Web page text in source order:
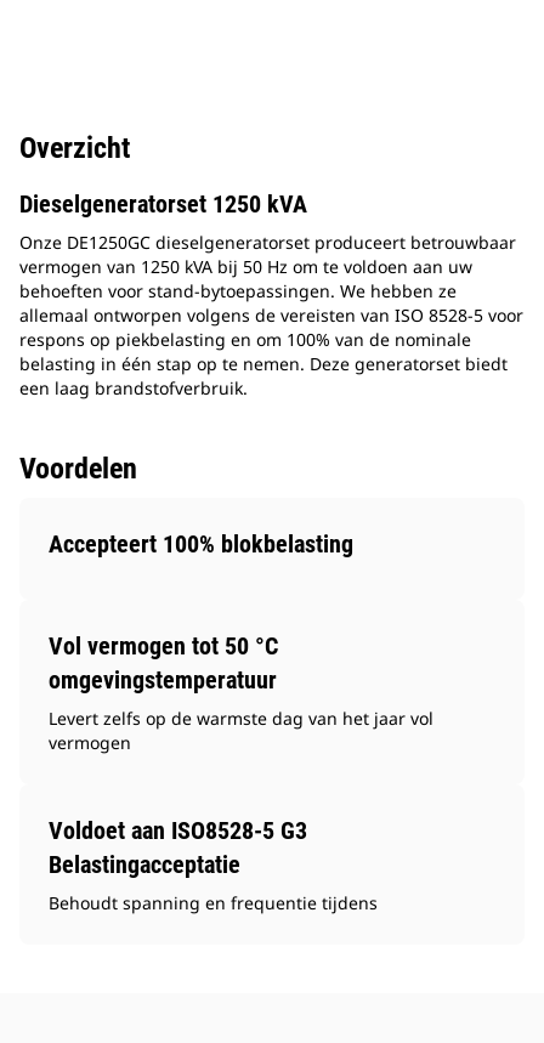
Overzicht
Dieselgeneratorset 1250 kVA
Onze DE1250GC dieselgeneratorset produceert betrouwbaar
vermogen van 1250 kVA bij 50 Hz om te voldoen aan uw
behoeften voor stand-bytoepassingen. We hebben ze
allemaal ontworpen volgens de vereisten van ISO 8528-5 voor
respons op piekbelasting en om 100% van de nominale
belasting in één stap op te nemen. Deze generatorset biedt
een laag brandstofverbruik.
Voordelen
Accepteert 100% blokbelasting
Vol vermogen tot 50 °C
omgevingstemperatuur
Levert zelfs op de warmste dag van het jaar vol
vermogen
Voldoet aan ISO8528-5 G3
Belastingacceptatie
Behoudt spanning en frequentie tijdens